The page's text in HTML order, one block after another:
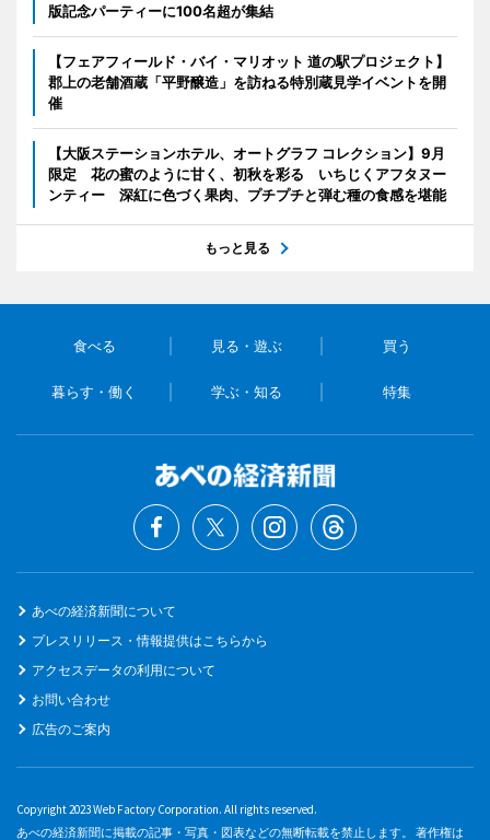
版記念パーティーに100名超が集結
【フェアフィールド・バイ・マリオット 道の駅プロジェクト】
郡上の老舗酒蔵「平野醸造」を訪ねる特別蔵見学イベントを開
催
【大阪ステーションホテル、オートグラフ コレクション】9月
限定 花の蜜のように甘く、初秋を彩る いちじくアフタヌー
ンティー 深紅に色づく果肉、プチプチと弾む種の食感を堪能
もっと見る
食べる 見る・遊ぶ 買う
暮らす・働く 学ぶ・知る 特集
あべの経済新聞について
プレスリリース・情報提供はこちらから
アクセスデータの利用について
お問い合わせ
広告のご案内
Copyright 2023 Web Factory Corporation. All rights reserved.
あべの経済新聞に掲載の記事・写真・図表などの無断転載を禁止します。 著作権は